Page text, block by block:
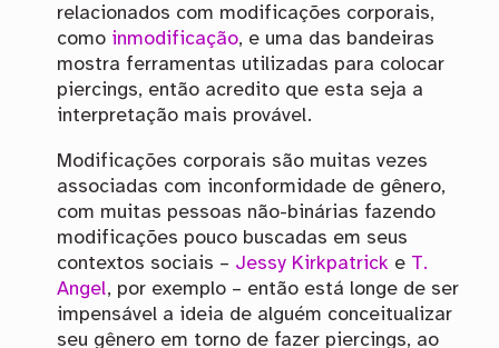
relacionados com modificações corporais,
como inmodificação, e uma das bandeiras
mostra ferramentas utilizadas para colocar
piercings, então acredito que esta seja a
interpretação mais provável.
Modificações corporais são muitas vezes
associadas com inconformidade de gênero,
com muitas pessoas não-binárias fazendo
modificações pouco buscadas em seus
contextos sociais – Jessy Kirkpatrick e T.
Angel, por exemplo – então está longe de ser
impensável a ideia de alguém conceitualizar
seu gênero em torno de fazer piercings, ao